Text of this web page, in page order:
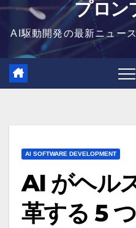
プロン
AI駆動開発の最新ニュー
AI SOFTWARE DEVELOPMENT
AI がヘル
革する 5